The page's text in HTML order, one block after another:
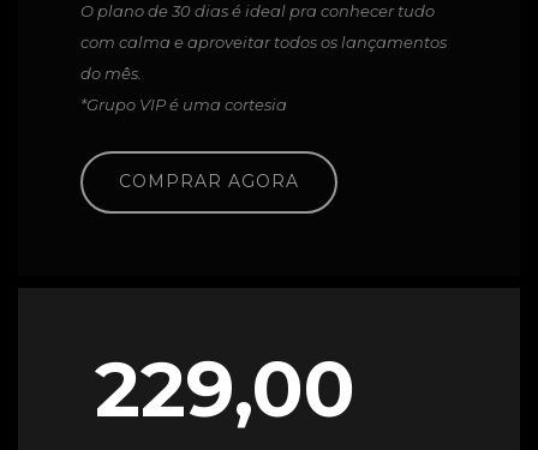
O plano de 30 dias é ideal pra conhecer tudo
com calma e aproveitar todos os lançamentos
do mês.
*Grupo VIP é uma cortesia
COMPRAR AGORA
229,00